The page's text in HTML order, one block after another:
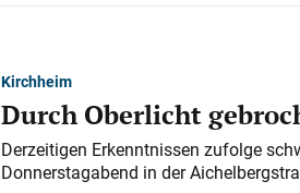
Kirchheim
Durch Oberlicht
Derzeitigen Erkenntnissen zufolge
Donnerstagabend in der